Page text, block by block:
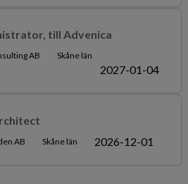
till Advenica
AB Skåne län
2027-01-04
AB Skåne län 2026-12-01